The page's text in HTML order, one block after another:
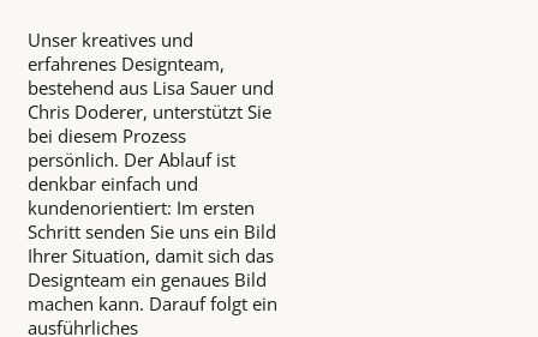
Unser kreatives und
erfahrenes Designteam,
bestehend aus Lisa Sauer und
Chris Doderer, unterstützt Sie
bei diesem Prozess
persönlich. Der Ablauf ist
denkbar einfach und
kundenorientiert: Im ersten
Schritt senden Sie uns ein Bild
Ihrer Situation, damit sich das
Designteam ein genaues Bild
machen kann. Darauf folgt ein
ausführliches